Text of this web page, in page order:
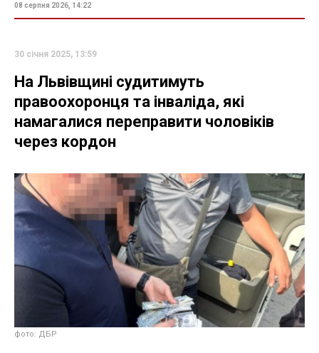
08 серпня 2026, 14:22
30 січня 2025, 13:59
На Львівщині судитимуть
правоохоронця та інваліда, які
намагалися переправити чоловіків
через кордон
фото: ДБР